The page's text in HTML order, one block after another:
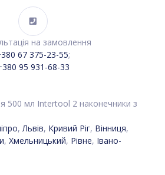
на замовлення
67 375-23-55;
95 931-68-33
500 мл Intertool 2 наконечники з
,Львів, Кривий Ріг, Вінниця,
, Хмельницький, Рівне, Івано-